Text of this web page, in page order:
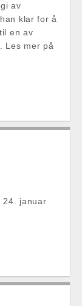
av
klar for å
en av
Les mer på
24. januar